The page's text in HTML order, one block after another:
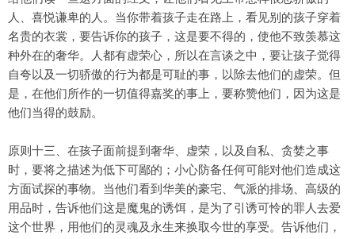
人、喜悦谦卑的人。当你带着孩子走在路上，看见别的孩子穿着
名贵的衣裳，要告诉你的孩子，这是要不得的，使他不致羡慕这
种外在的奢华。人都有虚荣心，所以在言谈之中，要让孩子觉得
自夸以及一切骄傲的行为都是可耻的事，以除去他们的虚荣。但
是，在他们所作的一切值得嘉奖的事上，要称赞他们，因为这是
他们当得的鼓励。
原则十三、在孩子面前提到奢华、虚荣，以及自私、贪婪之事
时，要将之描述为低下可鄙的；小心防备任何可能对他们造成这
方面试探的事物。当他们看到华美的豪宅、气派的排场、高级的
用品时，告诉他们这是魔鬼的诱饵，是为了引诱可怜的罪人去爱
这个世界，用他们的灵魂及永生来换取今世的享受。告诉他们，